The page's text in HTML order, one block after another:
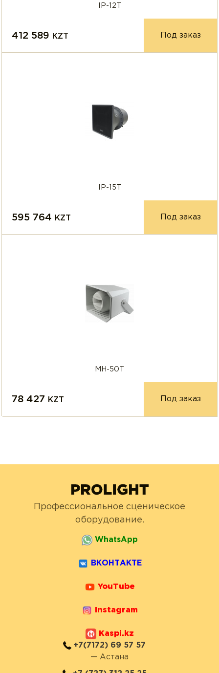
IP-12T
412 589 KZT Под заказ
IP-15T
595 764 KZT Под заказ
MH-50T
78 427 KZT Под заказ
Профессиональное сценическое
оборудование.
WhatsApp
ВКОНТАКТЕ
YouTube
Instagram
Kaspi.kz
+7(7172) 69 57 57
— Астана